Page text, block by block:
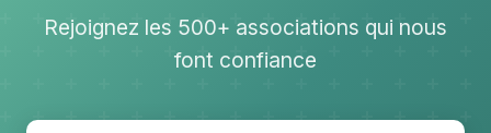
Rejoignez les 500+ associations qui nous
font confiance